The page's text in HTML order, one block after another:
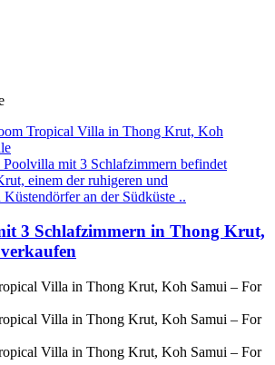
Poolvilla mit 3 Schlafzimmern befindet
einem der ruhigeren und
Küstendörfer an der Südküste ..
3 Schlafzimmern in Thong Krut,